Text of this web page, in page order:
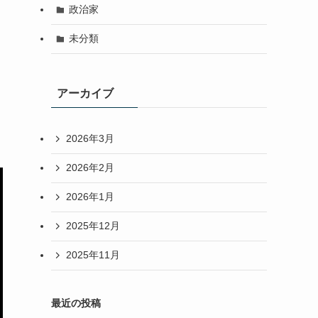
政治家
未分類
アーカイブ
2026年3月
2026年2月
2026年1月
2025年12月
2025年11月
最近の投稿